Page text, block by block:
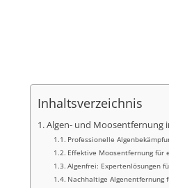
Inhaltsverzeichnis
Algen- und Moosentfernung
Professionelle
Effektive Moosentfernung für
Algenfrei: Expertenlösungen
Nachhaltige Algenentfernung